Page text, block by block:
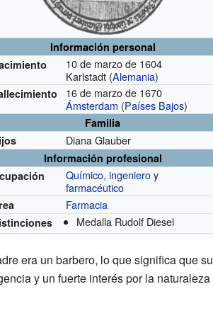
Información personal
10 de marzo de 1604
Karlstadt (Alemania)
16 de marzo de 1670
Ámsterdam (Países Bajos)
Familia
Diana Glauber
Información profesional
Químico,ingenieroy
farmacéutico
Farmacia
Medalla Rudolf Diesel
era un barbero, lo que significa que su
y un fuerte interés por la naturaleza